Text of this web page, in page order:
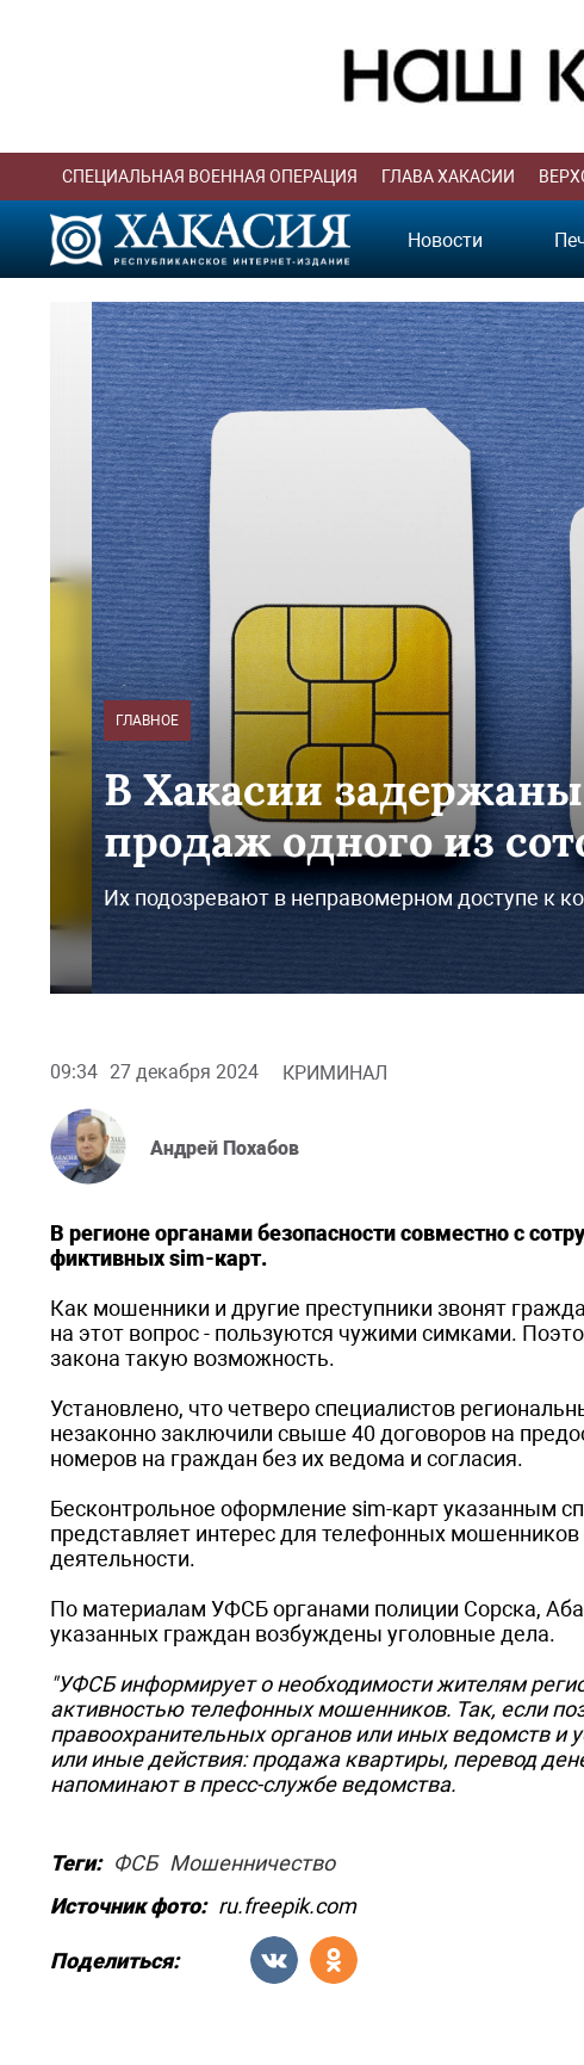
СПЕЦИАЛЬНАЯ ВОЕННАЯ ОПЕРАЦИЯ ГЛАВА ХАКАСИИ
Новости
ГЛАВНОЕ
В Хакасии
продаж одного из
Их подозревают в неправомерном доступе к
09:34 27 декабря 2024 КРИМИНАЛ
Андрей Похабов
В регионеорганами безопасности совместно с
фиктивных sim-карт.
Как мошенники и другие преступники звонят
на этот вопрос - пользуются чужими симками.
закона такую возможность.
Установлено, что четверо специалистов
незаконно заключили свыше 40 договоров на
номеров на граждан без их ведома и согласия.
Бесконтрольное оформление sim-карт указанным
представляет интерес для телефонных
деятельности.
По материалам УФСБ органами полиции Сорска,
указанных граждан возбуждены уголовные дела.
"УФСБ информирует о необходимости жителям
активностью телефонных мошенников. Так, если
правоохранительных органов или иных ведомств и
или иные действия: продажа квартиры, перевод
напоминают в пресс-службе ведомства.
Теги: ФСБ Мошенничество
Источник фото: ru.freepik.com
Поделиться: